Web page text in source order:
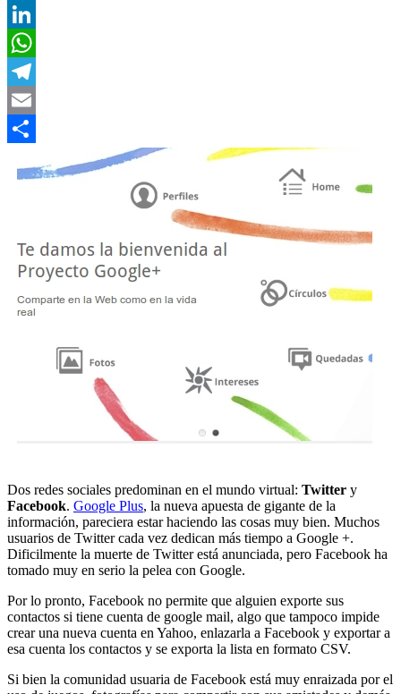
Twitter
LinkedIn
WhatsApp
Telegram
Email
Dos redes sociales predominan en el mundo virtual: Twitter y
Facebook. Google Plus, la nueva apuesta de gigante de la
información, pareciera estar haciendo las cosas muy bien. Muchos
usuarios de Twitter cada vez dedican más tiempo a Google +.
Dificilmente la muerte de Twitter está anunciada, pero Facebook ha
tomado muy en serio la pelea con Google.
Por lo pronto, Facebook no permite que alguien exporte sus
contactos si tiene cuenta de google mail, algo que tampoco impide
crear una nueva cuenta en Yahoo, enlazarla a Facebook y exportar a
esa cuenta los contactos y se exporta la lista en formato CSV.
Si bien la comunidad usuaria de Facebook está muy enraizada por el